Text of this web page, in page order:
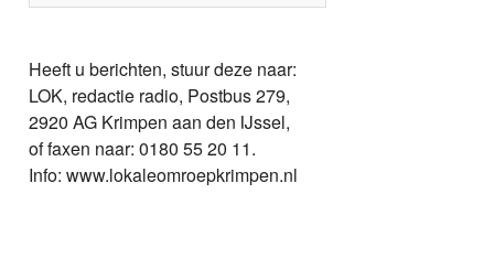
Heeft u berichten, stuur deze naar:
LOK, redactie radio, Postbus 279,
2920 AG Krimpen aan den IJssel,
of faxen naar: 0180 55 20 11.
Info: www.lokaleomroepkrimpen.nl